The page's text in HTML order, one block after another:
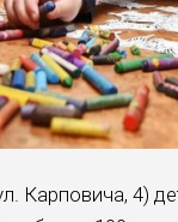
Карпови­ча, 4)